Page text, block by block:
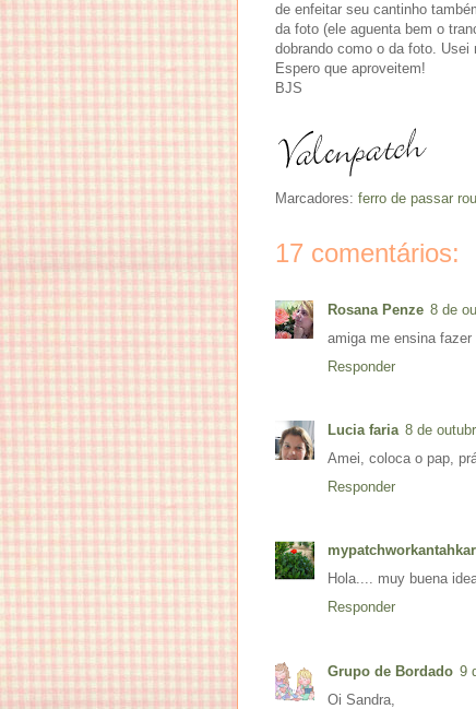
de enfeitar seu cantinho
da foto (ele aguenta bem o
dobrando como o da foto. Usei
Espero que aproveitem!
BJS
Marcadores: ferro de passar
17 comentários:
Rosana Penze 8 de
amiga me ensina
Responder
Lucia faria 8 de
Amei, coloca o pap,
Responder
Hola.... muy buena
Responder
Grupo de Bordado 9
Oi Sandra,